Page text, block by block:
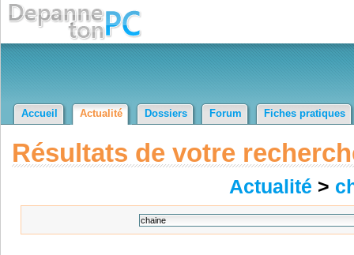
Accueil Actualité Dossiers Forum Fiches pratiques
Résultats de votre
Actualité >